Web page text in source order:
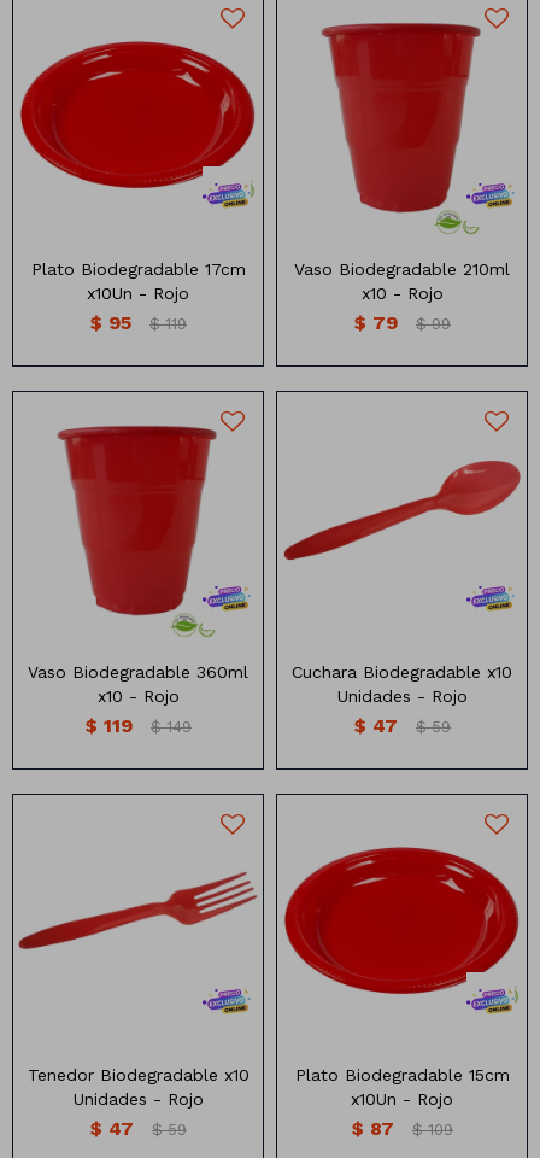
Biodegradable x10 Unidades
Plato Biodegradable 17cm
x10Un - Rojo
$ 95 $ 119
Vaso Descartabla
Biodegradable x10 unidades
Vaso Biodegradable 210ml
x10 - Rojo
$ 79 $ 99
Vaso de 360 ml descartable
Biodegradable x10 unidades
Vaso Biodegradable 360ml
x10 - Rojo
$ 119 $ 149
Cucharas Deescartables
Biodegradables x10
unidades
Diferentes colores
Cuchara Biodegradable x10
Unidades - Rojo
$ 47 $ 59
Tenedor descartable
biodegradable x10 unidades
Disponible en varios colores
Tenedor Biodegradable x10
Unidades - Rojo
$ 47 $ 59
Plato Descartable 15cm x10
Plato Biodegradable 15cm
x10Un - Rojo
$ 87 $ 109